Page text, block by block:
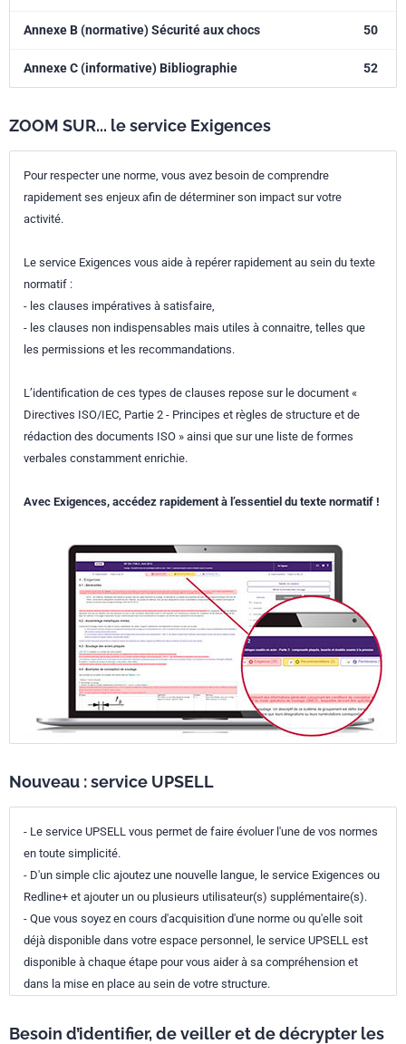
Annexe B (normative) Sécurité aux chocs 50
Annexe C (informative) Bibliographie 52
ZOOM SUR... le service Exigences
Pour respecter une norme, vous avez besoin de comprendre
rapidement ses enjeux afin de déterminer son impact sur votre
activité.
Le service Exigences vous aide à repérer rapidement au sein du texte
normatif :
- les clauses impératives à satisfaire,
- les clauses non indispensables mais utiles à connaitre, telles que
les permissions et les recommandations.
L’identification de ces types de clauses repose sur le document «
Directives ISO/IEC, Partie 2 - Principes et règles de structure et de
rédaction des documents ISO » ainsi que sur une liste de formes
verbales constamment enrichie.
Avec Exigences, accédez rapidement à l’essentiel du texte normatif !
Nouveau : service UPSELL
- Le service UPSELL vous permet de faire évoluer l'une de vos normes
en toute simplicité.
- D'un simple clic ajoutez une nouvelle langue, le service Exigences ou
Redline+ et ajouter un ou plusieurs utilisateur(s) supplémentaire(s).
- Que vous soyez en cours d'acquisition d'une norme ou qu'elle soit
déjà disponible dans votre espace personnel, le service UPSELL est
disponible à chaque étape pour vous aider à sa compréhension et
dans la mise en place au sein de votre structure.
Besoin d’identifier, de veiller et de décrypter les